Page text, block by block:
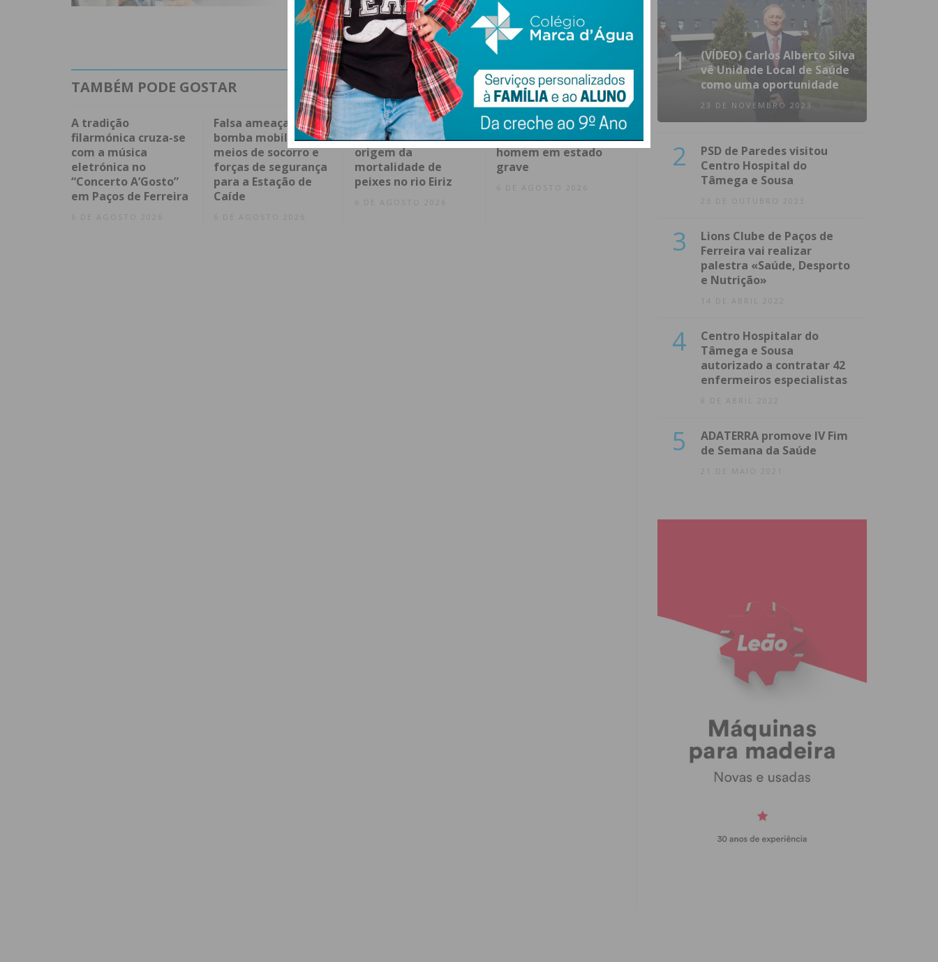
TAMBÉM PODE GOSTAR
A tradição
filarmónica cruza-se
com a música
eletrónica no
“Concerto A’Gosto”
em Paços de Ferreira
6 DE AGOSTO 2026
Falsa ameaça de
bomba mobilizou
meios de socorro e
forças de segurança
para a Estação de
Caíde
6 DE AGOSTO 2026
Avaria em coletor de
saneamento na
origem da
mortalidade de
peixes no rio Eiriz
6 DE AGOSTO 2026
Incêndio consome
habitação e deixa
homem em estado
grave
6 DE AGOSTO 2026
1
(VÍDEO) Carlos Alberto Silva
vê Unidade Local de Saúde
como uma oportunidade
23 DE NOVEMBRO 2023
2
PSD de Paredes visitou
Centro Hospital do
Tâmega e Sousa
23 DE OUTUBRO 2023
3
Lions Clube de Paços de
Ferreira vai realizar
palestra «Saúde, Desporto
e Nutrição»
14 DE ABRIL 2022
4
Centro Hospitalar do
Tâmega e Sousa
autorizado a contratar 42
enfermeiros especialistas
8 DE ABRIL 2022
5
ADATERRA promove IV Fim
de Semana da Saúde
21 DE MAIO 2021